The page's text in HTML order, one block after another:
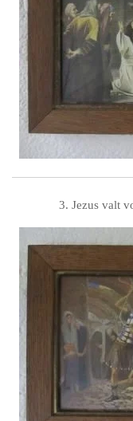
3. Jezus valt